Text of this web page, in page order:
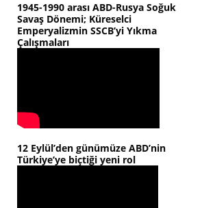
1945-1990 arası ABD-Rusya Soğuk
Savaş Dönemi; Küreselci
Emperyalizmin SSCB’yi Yıkma
Çalışmaları
12 Eylül’den günümüze ABD’nin
Türkiye’ye biçtiği yeni rol